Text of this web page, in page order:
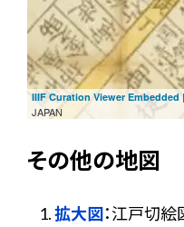
IIIF Curation Viewer Embedded
JAPAN
その他の地図
拡大図：江戸切